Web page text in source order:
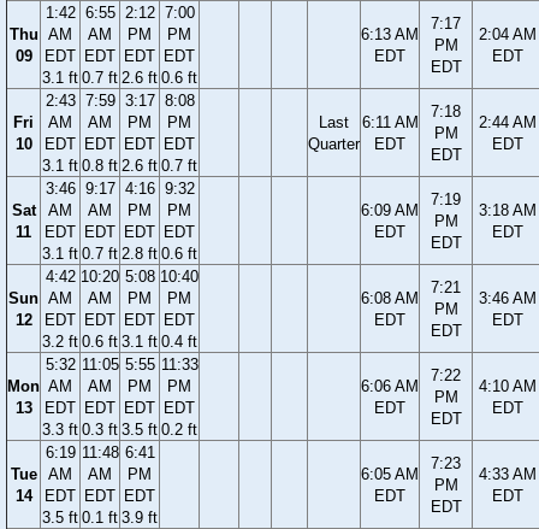
Thu
09
1:42
AM
EDT
3.1 ft
6:55
AM
EDT
0.7 ft
2:12
PM
EDT
2.6 ft
7:00
PM
EDT
0.6 ft
6:13 AM
EDT
7:17
PM
EDT
2:04 AM
EDT
Fri
10
2:43
AM
EDT
3.1 ft
7:59
AM
EDT
0.8 ft
3:17
PM
EDT
2.6 ft
8:08
PM
EDT
0.7 ft
Last
Quarter
6:11 AM
EDT
7:18
PM
EDT
2:44 AM
EDT
Sat
11
3:46
AM
EDT
3.1 ft
9:17
AM
EDT
0.7 ft
4:16
PM
EDT
2.8 ft
9:32
PM
EDT
0.6 ft
6:09 AM
EDT
7:19
PM
EDT
3:18 AM
EDT
Sun
12
4:42
AM
EDT
3.2 ft
10:20
AM
EDT
0.6 ft
5:08
PM
EDT
3.1 ft
10:40
PM
EDT
0.4 ft
6:08 AM
EDT
7:21
PM
EDT
3:46 AM
EDT
Mon
13
5:32
AM
EDT
3.3 ft
11:05
AM
EDT
0.3 ft
5:55
PM
EDT
3.5 ft
11:33
PM
EDT
0.2 ft
6:06 AM
EDT
7:22
PM
EDT
4:10 AM
EDT
Tue
14
6:19
AM
EDT
3.5 ft
11:48
AM
EDT
0.1 ft
6:41
PM
EDT
3.9 ft
6:05 AM
EDT
7:23
PM
EDT
4:33 AM
EDT